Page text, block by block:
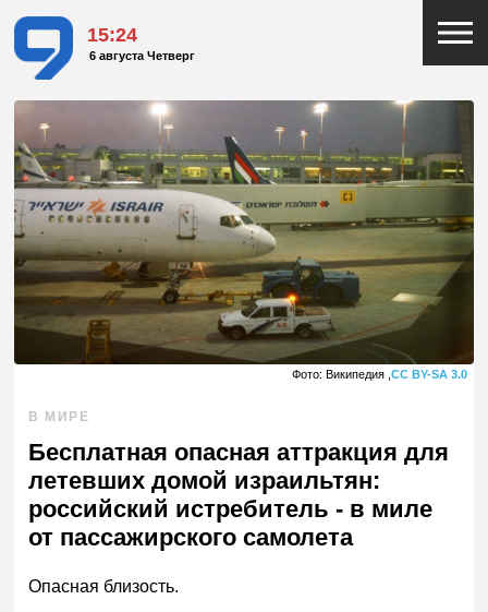
15:24
6 августа Четверг
Фото: Википедия , CC BY-SA 3.0
В МИРЕ
Бесплатная опасная аттракция для
летевших домой израильтян:
российский истребитель - в миле
от пассажирского самолета
Опасная близость.